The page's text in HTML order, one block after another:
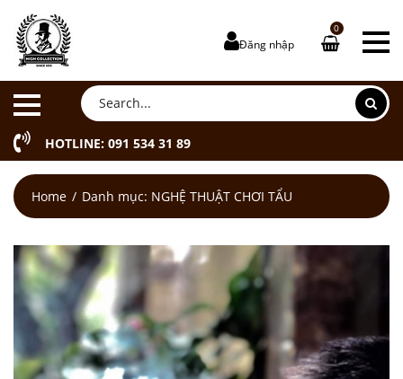
Đăng nhập
0
HOTLINE: 091 534 31 89
Home Danh mục: NGHỆ THUẬT CHƠI TẨU